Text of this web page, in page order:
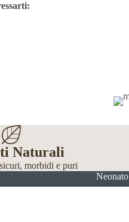
Naturali
morbidi e puri
Neonato